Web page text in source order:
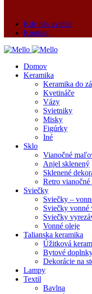
Kde nás uvidíte
Kontakt
Domov
Keramika
Keramika do
Kvetináče
Vázy
Svietniky
Misky
Figúrky
Iné
Sklo
Vianočné
Anjel sklenený
Sklenené
Retro
Sviečky
Sviečky –
Sviečky vonné
Sviečky
Vonné oleje
Talianska keramika
Úžitková
Bytové
Dekorácie na
Lampy
Textil
Bavlna